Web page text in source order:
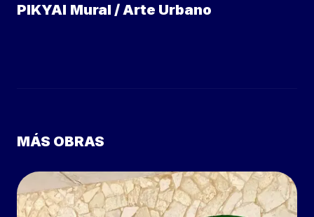
PIKYAI Mural / Arte Urbano
MÁS OBRAS